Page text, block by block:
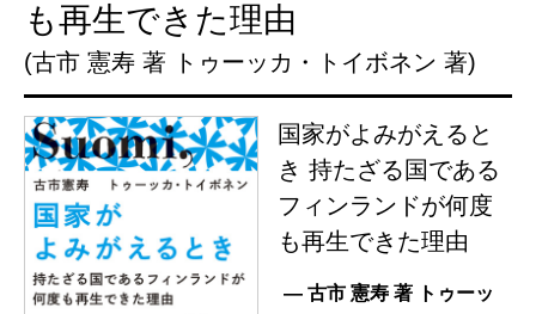
も再生できた理由
(古市 憲寿 著 トゥーッカ・トイボネン 著)
国家がよみがえると
き 持たざる国である
フィンランドが何度
も再生できた理由
— 古市 憲寿 著 トゥーッ